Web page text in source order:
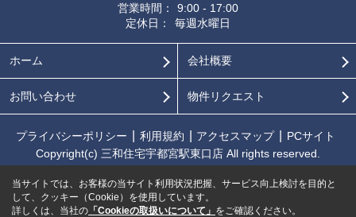
営業時間：
9:00 - 17:00
定休日：
毎週水曜日
ホーム 会社概要
お問い合わせ 物件リクエスト
プライバシーポリシー 利用規約 アクセスマップ
PCサイト
Copyright(c) 三和住宅宇都宮駅東口店 All rights reserved.
当サイトでは、お客様の当サイト利用状況把握、サービス向上検討を目的と
して、クッキー（Cookie）を使用しています。
詳しくは、当社の 「Cookieの取扱いについて」 をご確認ください。